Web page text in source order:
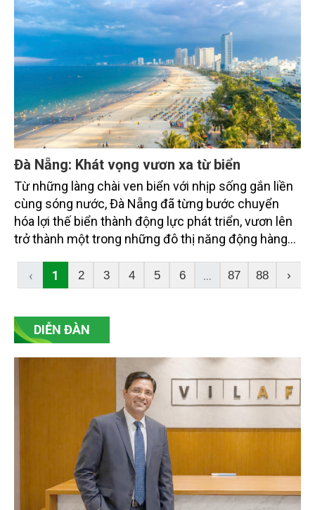
tiếp tham gia bảo vệ tài nguyên, gìn giữ bản sắc văn
hóa và tạo dựng sinh kế xanh từ chính những giá trị
của biển đảo quê hương.
Đà Nẵng: Khát vọng vươn xa từ biển
Từ những làng chài ven biển với nhịp sống gắn liền
cùng sóng nước, Đà Nẵng đã từng bước chuyển
hóa lợi thế biển thành động lực phát triển, vươn lên
trở thành một trong những đô thị năng động hàng
của tăng trưởng kinh tế, mà còn là quá trình gìn giữ
và phát huy những giá trị văn hóa biển.
‹ 1 2 3 4 5 6 ... 87 88 ›
DIỄN ĐÀN